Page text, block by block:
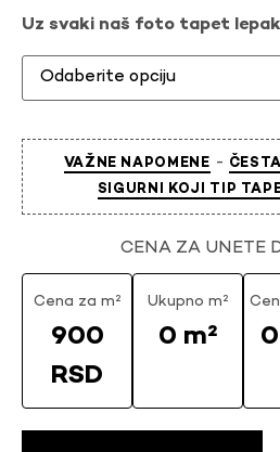
Uz svaki naš foto tapet
VAŽNE NAPOMENE -
SIGURNI KOJI TIP
CENA ZA UNETE
Cena za m²
900
RSD
Ukupno m²
0 m²